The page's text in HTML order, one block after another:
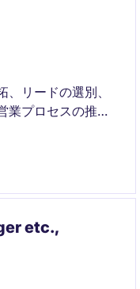
リードの選別、
業プロセスの推進
etc.,